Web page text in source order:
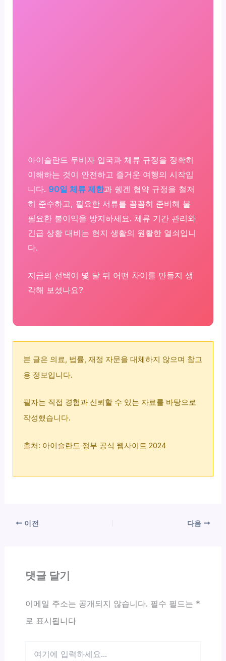
아이슬란드 무비자 입국과 체류 규정을 정확히
이해하는 것이 안전하고 즐거운 여행의 시작입
니다. 90일 체류 제한과 쉥겐 협약 규정을 철저
히 준수하고, 필요한 서류를 꼼꼼히 준비해 불
필요한 불이익을 방지하세요. 체류 기간 관리와
긴급 상황 대비는 현지 생활의 원활한 열쇠입니
다.
지금의 선택이 몇 달 뒤 어떤 차이를 만들지 생
각해 보셨나요?
본 글은 의료, 법률, 재정 자문을 대체하지 않으며 참고
용 정보입니다.
필자는 직접 경험과 신뢰할 수 있는 자료를 바탕으로
작성했습니다.
출처: 아이슬란드 정부 공식 웹사이트 2024
이전 다음
댓글 달기
이메일 주소는 공개되지 않습니다. 필수 필드는 *
로 표시됩니다